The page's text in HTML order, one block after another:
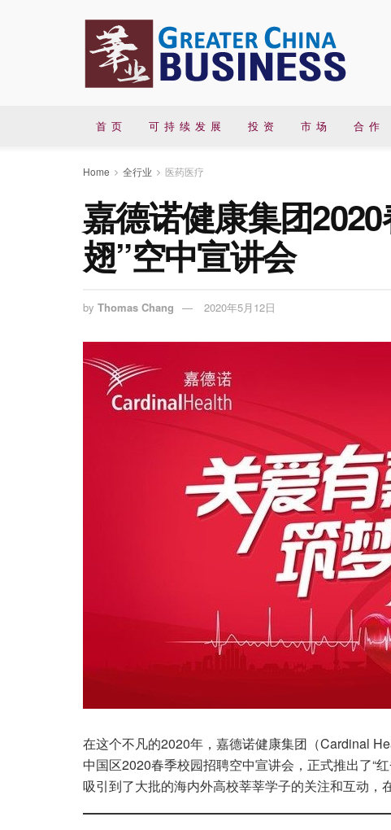
首 页 可 持 续 发 展 投 资 市 场 合 作
Home 全行业 医药医疗
嘉德诺健康集团
翅”空中宣讲会
by Thomas Chang 2020年5月12日
在这个不凡的2020年，嘉德诺健康集团（Cardinal
中国区2020春季校园招聘空中宣讲会，正式推出了“
吸引到了大批的海内外高校莘莘学子的关注和互动，